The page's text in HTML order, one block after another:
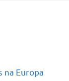
na Europa